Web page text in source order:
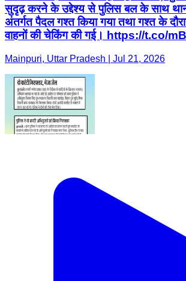
सुदृढ़ करने के उद्देश्य से पुलिस बल के साथ
अंतर्गत पैदल गश्त किया गया तथा गश्त के
वाहनों की चेकिंग की गई। https://t.co/
Mainpuri, Uttar Pradesh | Jul 21, 2026